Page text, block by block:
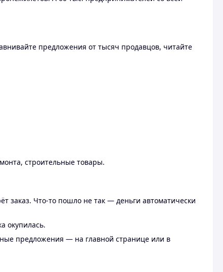
предложения от тысяч продавцов, читайте
строительные товары.
заказ. Что-то пошло не так — деньги автоматически
окупилась.
предложения — на главной странице или в